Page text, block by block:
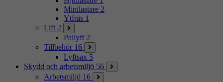
Minilastare 2
Ytfräs 1
Lift 2
Pallyft 2
Tillbehör 16
Lyftsax 5
Skydd och arbetsmiljö 56
Arbetsmiljö 16